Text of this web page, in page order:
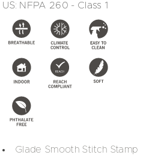
US: NFPA 260 - Class 1
Glade Smooth Stitch Stamp